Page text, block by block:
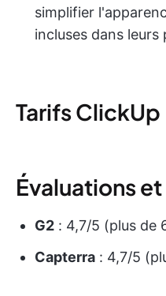
simplifier
incluses dans leurs
Tarifs ClickUp
Évaluations
G2 : 4,7/5 (plus de
Capterra : 4,7/5